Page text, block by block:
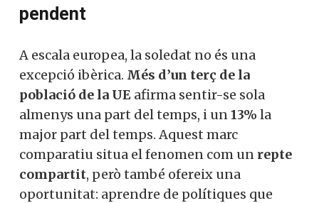
pendent
A escala europea, la soledat no és una
excepció ibèrica. Més d’un terç de la
població de la UE afirma sentir-se sola
almenys una part del temps, i un13% la
major part del temps. Aquest marc
comparatiu situa el fenomen com un repte
compartit, però també ofereix una
oportunitat: aprendre de polítiques que